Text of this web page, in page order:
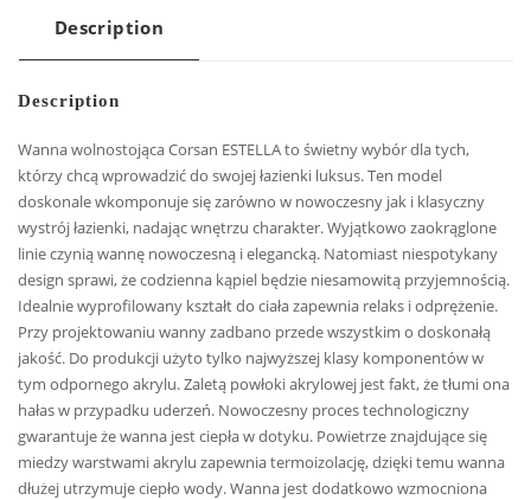
Description
Description
Wanna wolnostojąca Corsan ESTELLA to świetny wybór dla tych,
którzy chcą wprowadzić do swojej łazienki luksus. Ten model
doskonale wkomponuje się zarówno w nowoczesny jak i klasyczny
wystrój łazienki, nadając wnętrzu charakter. Wyjątkowo zaokrąglone
linie czynią wannę nowoczesną i elegancką. Natomiast niespotykany
design sprawi, że codzienna kąpiel będzie niesamowitą przyjemnością.
Idealnie wyprofilowany kształt do ciała zapewnia relaks i odprężenie.
Przy projektowaniu wanny zadbano przede wszystkim o doskonałą
jakość. Do produkcji użyto tylko najwyższej klasy komponentów w
tym odpornego akrylu. Zaletą powłoki akrylowej jest fakt, że tłumi ona
hałas w przypadku uderzeń. Nowoczesny proces technologiczny
gwarantuje że wanna jest ciepła w dotyku. Powietrze znajdujące się
miedzy warstwami akrylu zapewnia termoizolację, dzięki temu wanna
dłużej utrzymuje ciepło wody. Wanna jest dodatkowo wzmocniona